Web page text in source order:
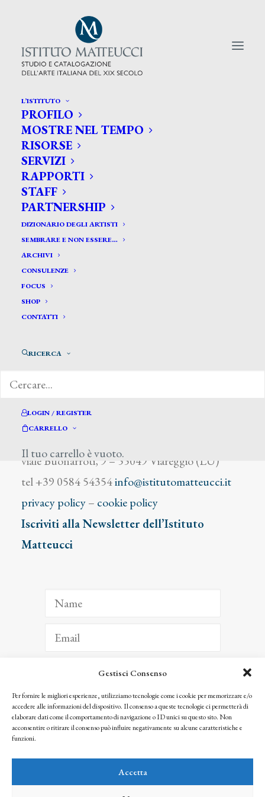
Gestisci Consenso
Per fornire le migliori esperienze, utilizziamo tecnologie come i cookie per memorizzare e/o
accedere alle informazioni del dispositivo. Il consenso a queste tecnologie ci permetterà di
elaborare dati come il comportamento di navigazione o ID unici su questo sito. Non
acconsentire o ritirare il consenso può influire negativamente su alcune caratteristiche e
funzioni.
Accetta
L’ISTITUTO
PROFILO
MOSTRE NEL TEMPO
RISORSE
SERVIZI
RAPPORTI
STAFF
PARTNERSHIP
DIZIONARIO DEGLI ARTISTI
SEMBRARE E NON ESSERE…
ARCHIVI
CONSULENZE
FOCUS
SHOP
CONTATTI
RICERCA
LOGIN / REGISTER
CARRELLO
Il tuo carrello è vuoto.
CERCA TRA GLI ARTISTI:
Search
for:
Napoli G.
viale Buonarroti, 9 – 55049 Viareggio (LU)
tel +39 0584 54354info@istitutomatteucci.it
privacy policy– cookie policy
Iscriviti alla Newsletter dell’Istituto
Matteucci
ISCRIVITI
Facendo clic per iscriverti, riconosci che le tue informazioni saranno trattate
seguendo la nostra Privacy Policy
© 2025 Istituto Matteucci. All right reserved
l’autorizzazione scritta dei proprietari dei diritti e dell’Istituto Matteucci